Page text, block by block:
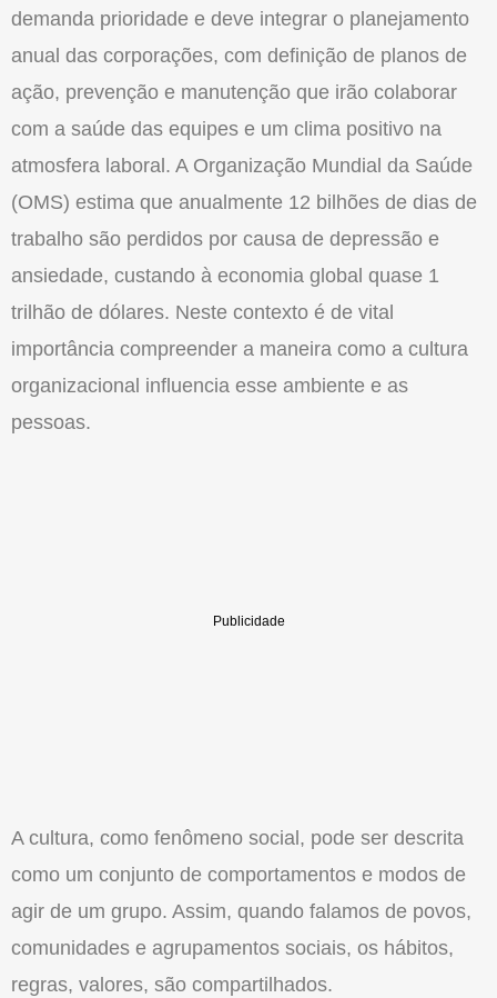
demanda prioridade e deve integrar o planejamento
anual das corporações, com definição de planos de
ação, prevenção e manutenção que irão colaborar
com a saúde das equipes e um clima positivo na
atmosfera laboral. A Organização Mundial da Saúde
(OMS) estima que anualmente 12 bilhões de dias de
trabalho são perdidos por causa de depressão e
ansiedade, custando à economia global quase 1
trilhão de dólares. Neste contexto é de vital
importância compreender a maneira como a cultura
organizacional influencia esse ambiente e as
pessoas.
A cultura, como fenômeno social, pode ser descrita
como um conjunto de comportamentos e modos de
agir de um grupo. Assim, quando falamos de povos,
comunidades e agrupamentos sociais, os hábitos,
regras, valores, são compartilhados.